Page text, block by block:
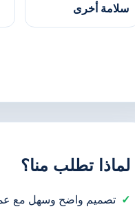
سلامة أخرى
لماذا تطلب منا؟
تصميم واضح وسهل مع